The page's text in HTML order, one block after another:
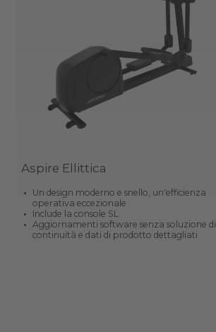
Aspire Ellittica
Un design moderno e snello, un'efficienza
operativa eccezionale
Include la console SL
Aggiornamenti software senza soluzione di
continuità e dati di prodotto dettagliati